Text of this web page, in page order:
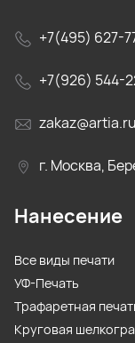
+7(495) 627-
+7(926) 544-
zakaz@artia.ru
г. Москва,
Нанесение
Все виды печати
УФ-Печать
Трафаретная
Круговая